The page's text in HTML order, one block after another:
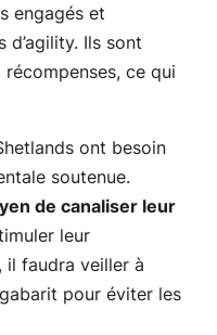
engagés et
d’agility. Ils sont
ce qui
ont besoin
soutenue.
de canaliser leur
leur
il faudra veiller à
pour éviter les